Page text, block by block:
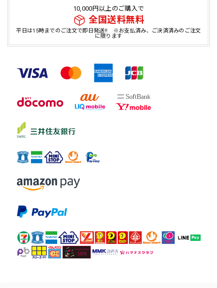
10,000円以上のご購入で
全国送料無料
平日は15時までのご注文で即日発送!! ※お支払済み、ご決済済みのご注文
に限ります